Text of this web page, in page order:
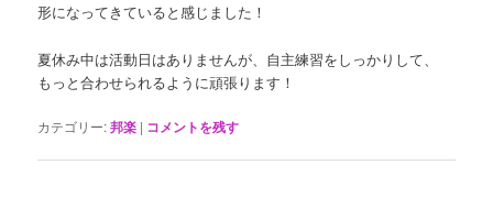
形になってきていると感じました！
夏休み中は活動日はありませんが、自主練習をしっかりして、
もっと合わせられるように頑張ります！
カテゴリー:邦楽 | コメントを残す